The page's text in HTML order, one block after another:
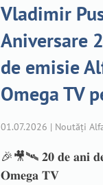
Vladimir
Aniversare
de emisie
Omega TV
01.07.2026 | Noutăți
🎉🎥🛰️ 𝟐𝟎 𝐝𝐞 𝐚𝐧𝐢
𝐎𝐦𝐞𝐠𝐚 𝐓𝐕